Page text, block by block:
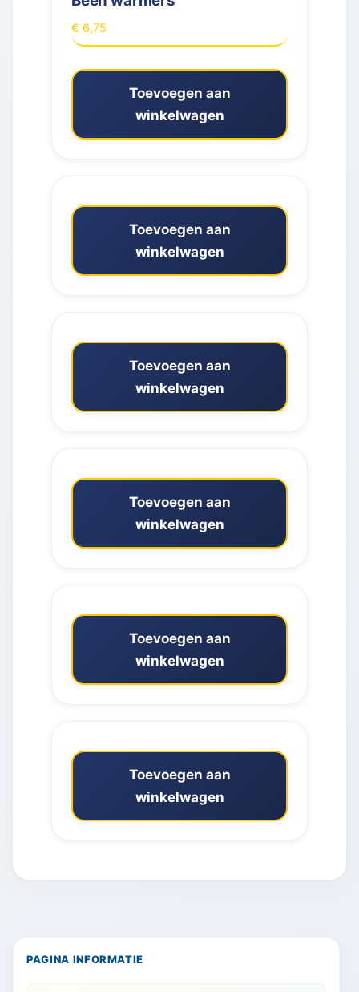
€ 6,75
Toevoegen aan
winkelwagen
Toevoegen aan
winkelwagen
Toevoegen aan
winkelwagen
Toevoegen aan
winkelwagen
Toevoegen aan
winkelwagen
Toevoegen aan
winkelwagen
PAGINA INFORMATIE